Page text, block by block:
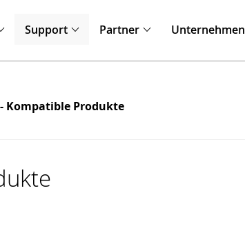
Support Partner Unternehmen
Kompatible Produkte